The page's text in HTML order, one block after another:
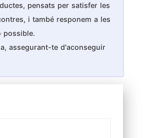
pensats per satisfer les
i també responem a les
possible.
assegurant-te d'aconseguir